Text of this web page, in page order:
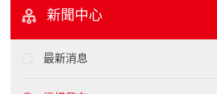
新聞中心
最新消息